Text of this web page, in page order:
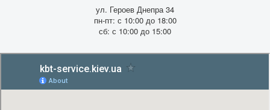
ул. Героев Днепра 34
пн-пт: с 10:00 до 18:00
сб: с 10:00 до 15:00